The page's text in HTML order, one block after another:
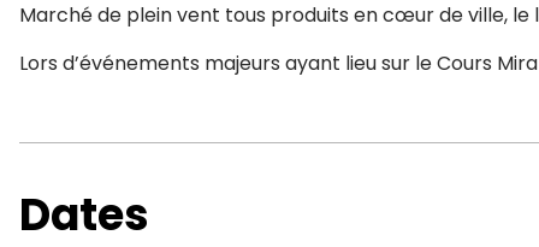
Marché de plein vent tous produits en cœur de ville, le
Lors d’événements majeurs ayant lieu sur le Cours
Dates